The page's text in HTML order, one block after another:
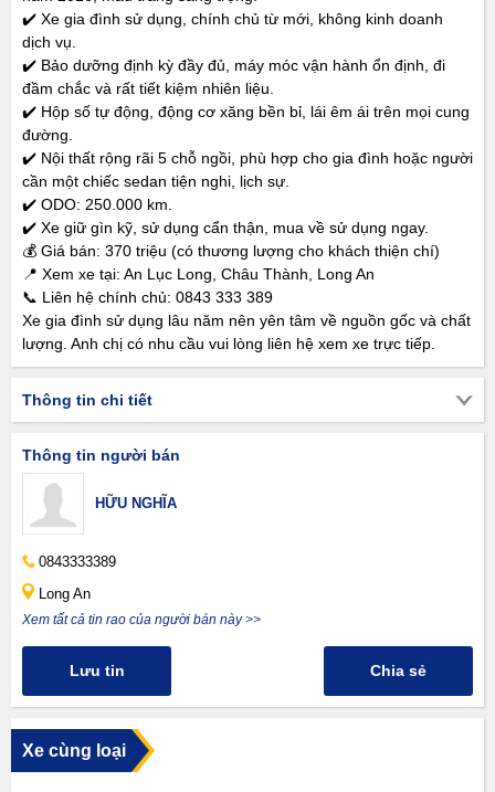
✔️ Xe gia đình sử dụng, chính chủ từ mới, không kinh doanh
dịch vụ.
✔️ Bảo dưỡng định kỳ đầy đủ, máy móc vận hành ổn định, đi
đầm chắc và rất tiết kiệm nhiên liệu.
✔️ Hộp số tự động, động cơ xăng bền bỉ, lái êm ái trên mọi cung
đường.
✔️ Nội thất rộng rãi 5 chỗ ngồi, phù hợp cho gia đình hoặc người
cần một chiếc sedan tiện nghi, lịch sự.
✔️ ODO: 250.000 km.
✔️ Xe giữ gìn kỹ, sử dụng cẩn thận, mua về sử dụng ngay.
💰 Giá bán: 370 triệu (có thương lượng cho khách thiện chí)
📍 Xem xe tại: An Lục Long, Châu Thành, Long An
📞 Liên hệ chính chủ: 0843 333 389
Xe gia đình sử dụng lâu năm nên yên tâm về nguồn gốc và chất
lượng. Anh chị có nhu cầu vui lòng liên hệ xem xe trực tiếp.
Thông tin chi tiết
Thông tin người bán
HỮU NGHĨA
0843333389
Long An
Xem tất cả tin rao của người bán này >>
Lưu tin Chia sẻ
Xe cùng loại